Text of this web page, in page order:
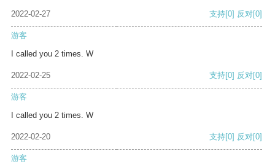
2022-02-27 支持[0] 反对[0]
游客
I called you 2 times. W
2022-02-25 支持[0] 反对[0]
游客
I called you 2 times. W
2022-02-20 支持[0] 反对[0]
游客